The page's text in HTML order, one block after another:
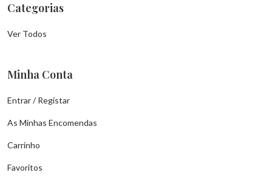
Categorias
Ver Todos
Minha Conta
Entrar / Registar
As Minhas Encomendas
Carrinho
Favoritos